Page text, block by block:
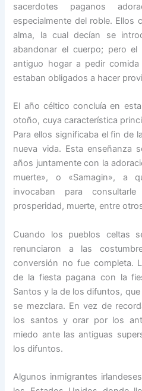
sacerdotes paganos
especialmente del roble. Ellos
alma, la cual decían se
abandonar el cuerpo; pero
antiguo hogar a pedir
estaban obligados a hacer
El año céltico concluía en
otoño, cuya característica
Para ellos significaba el fin de
nueva vida. Esta enseñanza
años juntamente con la
muerte», o «Samagin», a
invocaban para
prosperidad, muerte, entre
Cuando los pueblos celtas
renunciaron a las
conversión no fue completa.
de la fiesta pagana con la
Santos y la de los difuntos,
se mezclara. En vez de
los santos y orar por los
miedo ante las antiguas
los difuntos.
Algunos inmigrantes